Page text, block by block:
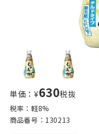
単価：¥630税抜
税率：軽8%
商品番号： 130213